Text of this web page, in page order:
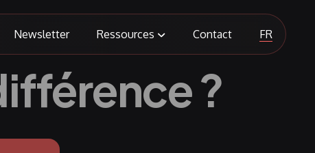
Newsletter Ressources Contact FR
?